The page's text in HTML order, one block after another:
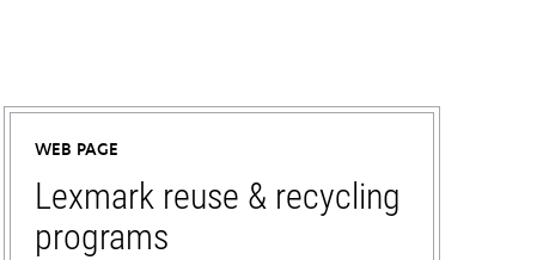
WEB PAGE
Lexmark reuse & recycling
programs